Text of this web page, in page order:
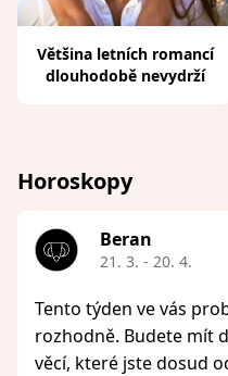
Většina letních romancí
dlouhodobě nevydrží
Horoskopy
Beran
21. 3. - 20. 4.
Tento týden ve vás
rozhodně. Budete mít
věcí, které jste dosud